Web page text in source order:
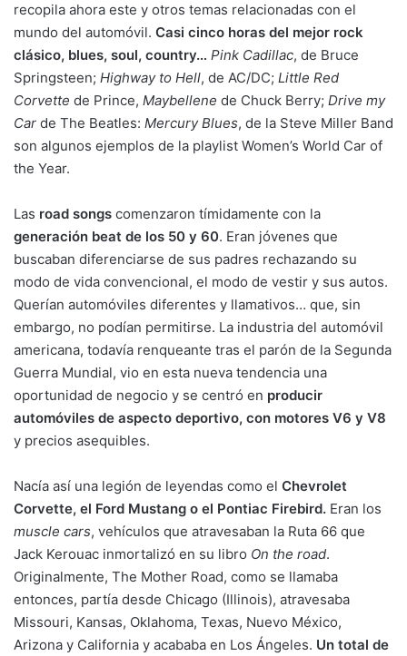
recopila ahora este y otros temas relacionadas con el
mundo del automóvil. Casi cinco horas del mejor rock
clásico, blues, soul, country… Pink Cadillac, de Bruce
Springsteen; Highway to Hell, de AC/DC; Little Red
Corvette de Prince, Maybellene de Chuck Berry; Drive my
Car de The Beatles: Mercury Blues, de la Steve Miller Band
son algunos ejemplos de la playlist Women’s World Car of
the Year.
Las road songs comenzaron tímidamente con la
generación beat de los 50 y 60. Eran jóvenes que
buscaban diferenciarse de sus padres rechazando su
modo de vida convencional, el modo de vestir y sus autos.
Querían automóviles diferentes y llamativos… que, sin
embargo, no podían permitirse. La industria del automóvil
americana, todavía renqueante tras el parón de la Segunda
Guerra Mundial, vio en esta nueva tendencia una
oportunidad de negocio y se centró en producir
automóviles de aspecto deportivo, con motores V6 y V8
y precios asequibles.
Nacía así una legión de leyendas como el Chevrolet
Corvette, el Ford Mustang o el Pontiac Firebird. Eran los
muscle cars, vehículos que atravesaban la Ruta 66 que
Jack Kerouac inmortalizó en su libro On the road.
Originalmente, The Mother Road, como se llamaba
entonces, partía desde Chicago (Illinois), atravesaba
Missouri, Kansas, Oklahoma, Texas, Nuevo México,
Arizona y California y acababa en Los Ángeles. Un total de